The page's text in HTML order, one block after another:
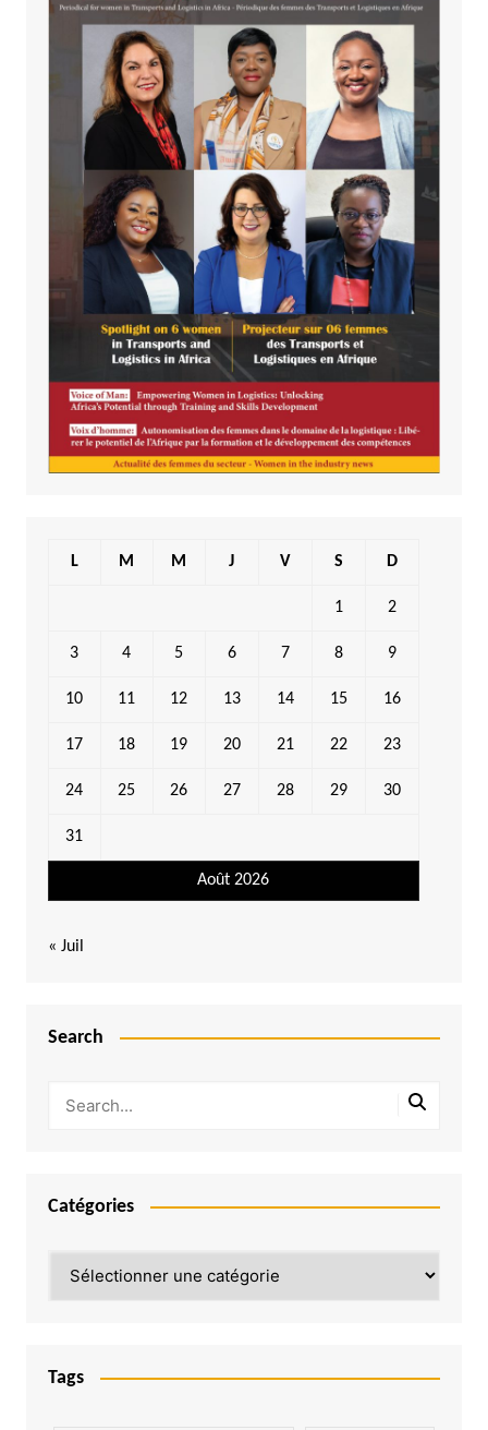
Août 2026
L M M J V S D
1 2
3 4 5 6 7 8 9
10 11 12 13 14 15 16
17 18 19 20 21 22 23
24 25 26 27 28 29 30
31
« Juil
Search
Catégories
Tags